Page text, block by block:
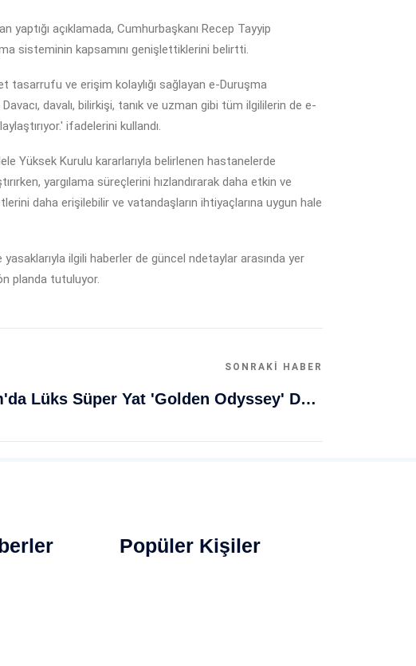
yaptığı açıklamada, Cumhurbaşkanı Recep Tayyip
sisteminin kapsamını genişlettiklerini belirtti.
tasarrufu ve erişim kolaylığı sağlayan e-Duruşma
davalı, bilirkişi, tanık ve uzman gibi tüm ilgililerin de e-
ifadelerini kullandı.
Yüksek Kurulu kararlarıyla belirlenen hastanelerde
yargılama süreçlerini hızlandırarak daha etkin ve
daha erişilebilir ve vatandaşların ihtiyaçlarına uygun hale
ilgili haberler de güncel ndetaylar arasında yer
planda tutuluyor.
SONRAKI HABER
Muğla Bodrum'da Lüks Süper Yat 'Golden Odyssey' Demirledi
Popüler Kişiler